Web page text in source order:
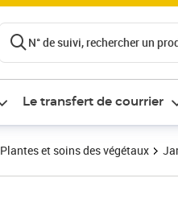
N° de suivi, rechercher un
Le transfert de courrier
Plantes et soins des végétaux